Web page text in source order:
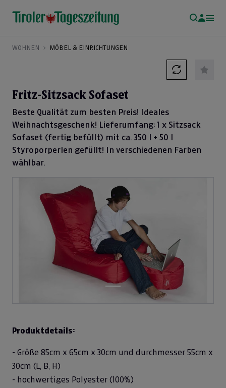
WOHNEN MÖBEL & EINRICHTUNGEN
Fritz-Sitzsack Sofaset
Beste Qualität zum besten Preis! Ideales
Weihnachtsgeschenk! Lieferumfang: 1 x Sitzsack
Sofaset (fertig befüllt) mit ca. 350 l + 50 l
Styroporperlen gefüllt! In verschiedenen Farben
wählbar.
Produktdetails:
- Größe 85cm x 65cm x 30cm und durchmesser 55cm x
30cm (L, B, H)
- hochwertiges Polyester (100%)